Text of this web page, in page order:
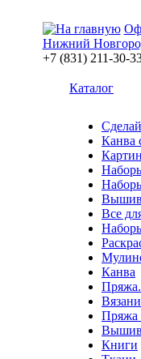
Нижний
+7 (831) 211-30-
Каталог
Канва
Все
Канва
Пряжа
Книги